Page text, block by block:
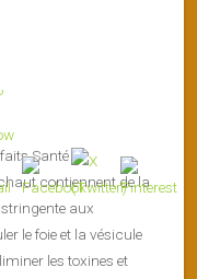
Santé et
contiennent de la
aux
le foie et la vésicule
les toxines et